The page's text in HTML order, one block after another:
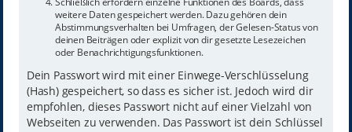
weitere Daten gespeichert werden. Dazu gehören dein
Abstimmungsverhalten bei Umfragen, der Gelesen-Status von
deinen Beiträgen oder explizit von dir gesetzte Lesezeichen
oder Benachrichtigungsfunktionen.
Dein Passwort wird mit einer Einwege-Verschlüsselung
(Hash) gespeichert, so dass es sicher ist. Jedoch wird dir
empfohlen, dieses Passwort nicht auf einer Vielzahl von
Webseiten zu verwenden. Das Passwort ist dein Schlüssel